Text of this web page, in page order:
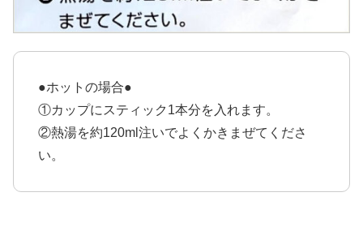
●ホットの場合●
①カップにスティック1本分を入れます。
②熱湯を約120ml注いでよくかきまぜてくださ
い。